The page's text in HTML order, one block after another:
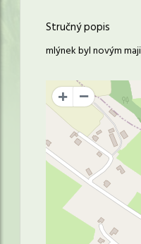
Stručný popis
mlýnek byl novým
+